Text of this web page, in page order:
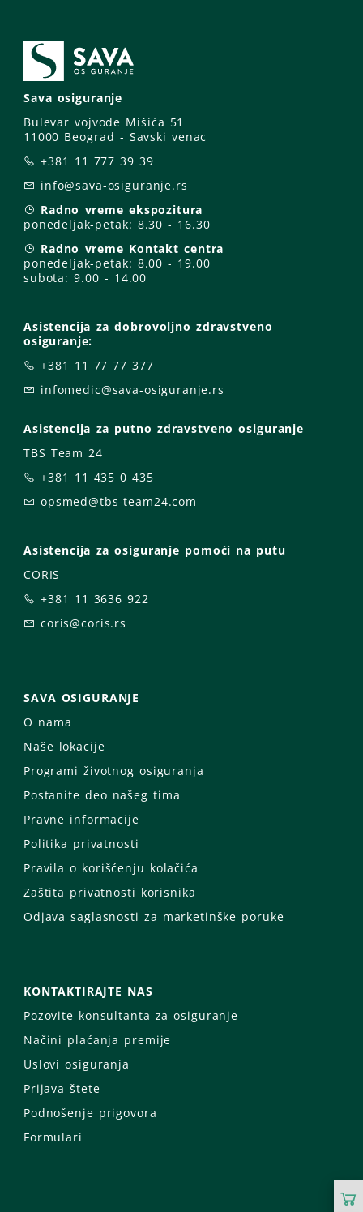
Sava osiguranje
Bulevar vojvode Mišića 51
11000 Beograd - Savski venac
+381 11 777 39 39
info@sava-osiguranje.rs
Radno vreme ekspozitura
ponedeljak-petak: 8.30 - 16.30
Radno vreme Kontakt centra
ponedeljak-petak: 8.00 - 19.00
subota: 9.00 - 14.00
Asistencija za dobrovoljno zdravstveno
osiguranje:
+381 11 77 77 377
infomedic@sava-osiguranje.rs
Asistencija za putno zdravstveno osiguranje
TBS Team 24
+381 11 435 0 435
opsmed@tbs-team24.com
Asistencija za osiguranje pomoći na putu
CORIS
+381 11 3636 922
coris@coris.rs
SAVA OSIGURANJE
O nama
Naše lokacije
Programi životnog osiguranja
Postanite deo našeg tima
Pravne informacije
Politika privatnosti
Pravila o korišćenju kolačića
Zaštita privatnosti korisnika
Odjava saglasnosti za marketinške poruke
KONTAKTIRAJTE NAS
Pozovite konsultanta za osiguranje
Načini plaćanja premije
Uslovi osiguranja
Prijava štete
Podnošenje prigovora
Formulari